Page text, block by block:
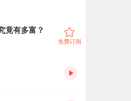
竟有多富？
免费订阅